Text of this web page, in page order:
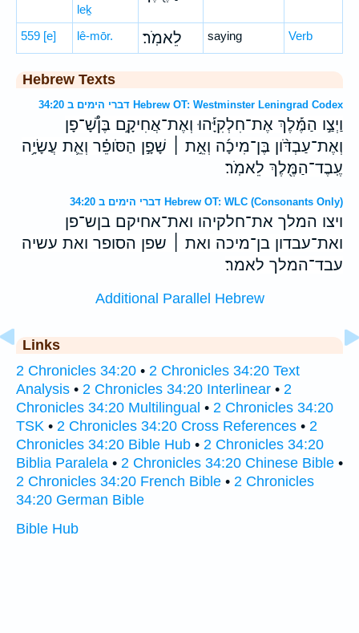
leḵ
559 [e] lê-mōr. לֵאמֹֽר׃ saying Verb
Hebrew Texts
דברי הימים ב 34:20 Hebrew OT: Westminster Leningrad Codex
וַיְצַ֣ו הַמֶּ֡לֶךְ אֶת־חִלְקִיָּ֡הוּ וְאֶת־אֲחִיקָ֣ם בֶּןשָׁ֠־פָן
וְאֶת־עַבְדֹּ֨ון בֶּן־מִיכָ֜ה וְאֵ֣ת ׀ שָׁפָ֣ן הַסֹּופֵ֗ר וְאֵ֛ת עֲשָׂיָ֥ה
עֶֽבֶד־הַמֶּ֖לֶךְ לֵאמֹֽר׃
דברי הימים ב 34:20 Hebrew OT: WLC (Consonants Only)
ויצו המלך את־חלקיהו ואת־אחיקם בןש־פן
ואת־עבדון בן־מיכה ואת ׀ שפן הסופר ואת עשיה
עבד־המלך לאמר׃
Additional Parallel Hebrew
Links
2 Chronicles 34:20 • 2 Chronicles 34:20 Text
Analysis • 2 Chronicles 34:20 Interlinear • 2
Chronicles 34:20 Multilingual • 2 Chronicles 34:20
TSK • 2 Chronicles 34:20 Cross References • 2
Chronicles 34:20 Bible Hub • 2 Chronicles 34:20
Biblia Paralela • 2 Chronicles 34:20 Chinese Bible •
2 Chronicles 34:20 French Bible • 2 Chronicles
34:20 German Bible
Bible Hub